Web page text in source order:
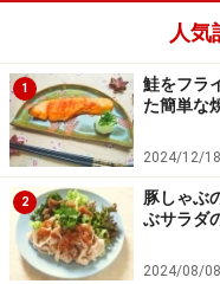
■炊飯する
4
米をとぎ、小豆と
米をとぎ、ザルにあ
にとっておいた湯を
一混ぜし、通常モード
人気
1
鮭をフラ
た簡単な
2024/12/18
2
豚しゃぶ
ぶサラダ
2024/08/08